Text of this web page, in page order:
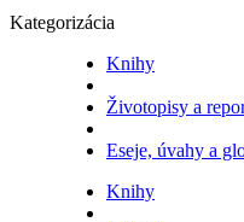
Kategorizácia
Knihy
Životopisy a
Eseje, úvahy a
Knihy